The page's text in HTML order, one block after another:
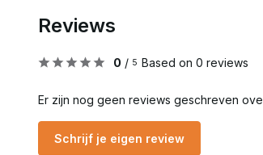
Reviews
0 / 5 Based on 0 reviews
Er zijn nog geen reviews geschreven
Schrijf je eigen review